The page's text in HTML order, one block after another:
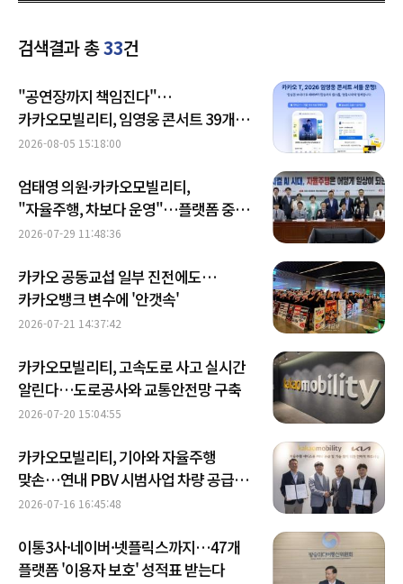
검색결과 총33건
"공연장까지 책임진다"…
카카오모빌리티, 임영웅 콘서트 39개
노선 운영
2026-08-05 15:18:00
엄태영 의원·카카오모빌리티,
"자율주행, 차보다 운영"…플랫폼 중심
상용화 제안
2026-07-29 11:48:36
카카오 공동교섭 일부 진전에도…
카카오뱅크 변수에 '안갯속'
2026-07-21 14:37:42
카카오모빌리티, 고속도로 사고 실시간
알린다…도로공사와 교통안전망 구축
2026-07-20 15:04:55
카카오모빌리티, 기아와 자율주행
맞손…연내 PBV 시범사업 차량 공급
목표
2026-07-16 16:45:48
이통3사·네이버·넷플릭스까지…47개
플랫폼 '이용자 보호' 성적표 받는다